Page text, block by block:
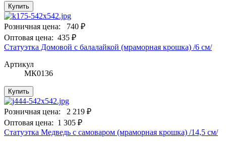
Купить
Розничная цена:
740 ₽
Оптовая цена: 435 ₽
Статуэтка Домовой с балалайкой (мраморная крошка) /6 см/
Артикул
МК0136
Купить
Розничная цена:
2 219 ₽
Оптовая цена: 1 305 ₽
Статуэтка Медведь с самоваром (мраморная крошка) /14,5 см/